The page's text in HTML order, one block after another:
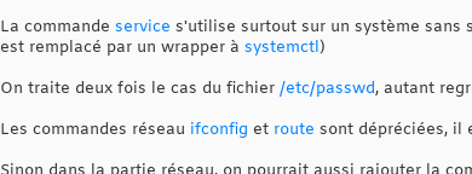
La commande service s'utilise surtout sur un système
est remplacé par un wrapper à systemctl)
On traite deux fois le cas du fichier /etc/passwd, autant
Les commandes réseau ifconfig et route sont dépréciées, il